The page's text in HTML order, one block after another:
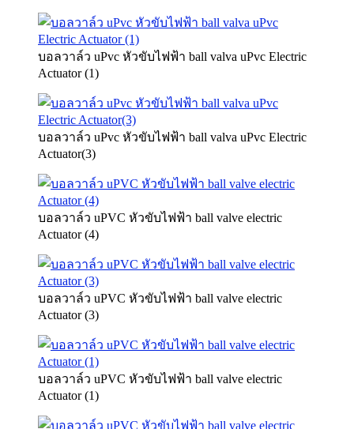
บอลวาล์ว uPvc หัวขับไฟฟ้า ball valva uPvc Electric
Actuator (1)
บอลวาล์ว uPvc หัวขับไฟฟ้า ball valva uPvc Electric
Actuator(3)
บอลวาล์ว uPVC หัวขับไฟฟ้า ball valve electric
Actuator (4)
บอลวาล์ว uPVC หัวขับไฟฟ้า ball valve electric
Actuator (3)
บอลวาล์ว uPVC หัวขับไฟฟ้า ball valve electric
Actuator (1)